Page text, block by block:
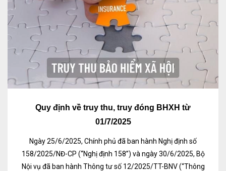
Quy định về truy thu, truy đóng BHXH từ
01/7/2025
Ngày 25/6/2025, Chính phủ đã ban hành Nghị định số
158/2025/NĐ-CP (“Nghị định 158”) và ngày 30/6/2025, Bộ
Nội vụ đã ban hành Thông tư số 12/2025/TT-BNV (“Thông